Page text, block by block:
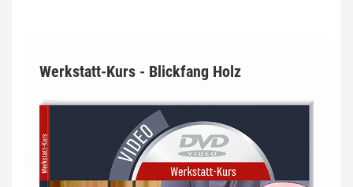
Werkstatt-Kurs - Blickfang Holz